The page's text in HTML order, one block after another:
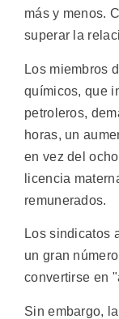
más y menos.
superar la
Los miembros
químicos, que
petroleros,
horas, un
en vez del
licencia
remunerados.
Los sindicatos
un gran
convertirse en
Sin embargo,